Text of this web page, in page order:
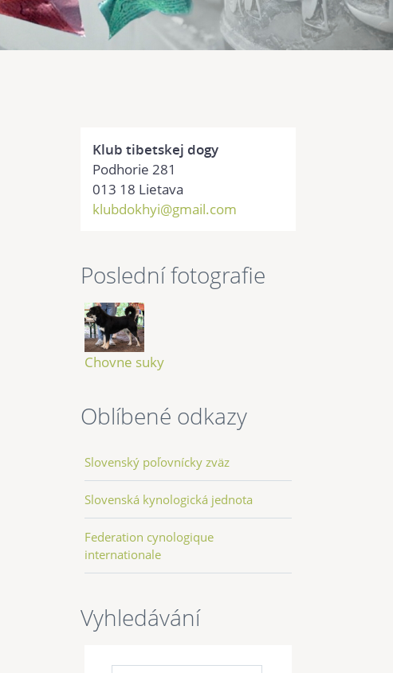
Klub tibetskej dogy
Podhorie 281
013 18 Lietava
klubdokhyi@gmail.com
Poslední fotografie
Chovne suky
Oblíbené odkazy
Slovenský poľovnícky zväz
Slovenská kynologická jednota
Federation cynologique
internationale
Vyhledávání